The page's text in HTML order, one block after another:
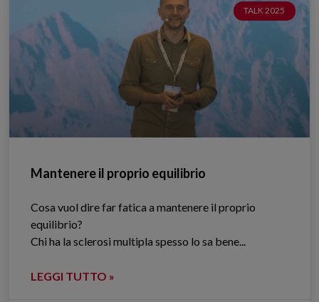
TALK 2025
Mantenere il proprio equilibrio
Cosa vuol dire far fatica a mantenere il proprio
equilibrio?
Chi ha la sclerosi multipla spesso lo sa bene.​..
LEGGI TUTTO »